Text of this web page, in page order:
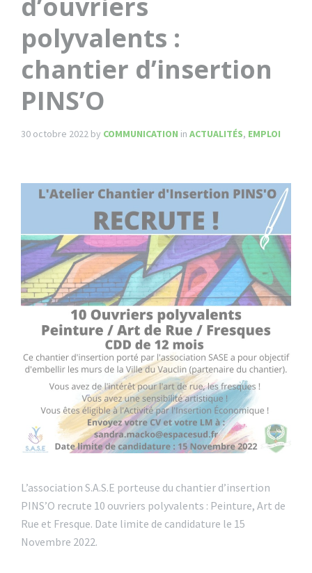
polyvalents :
chantier d’insertion
PINS’O
30 octobre 2022 by COMMUNICATION in ACTUALITÉS, EMPLOI
L’association S.A.S.E porteuse du chantier d’insertion
PINS’O recrute 10 ouvriers polyvalents : Peinture, Art de
Rue et Fresque. Date limite de candidature le 15
Novembre 2022.